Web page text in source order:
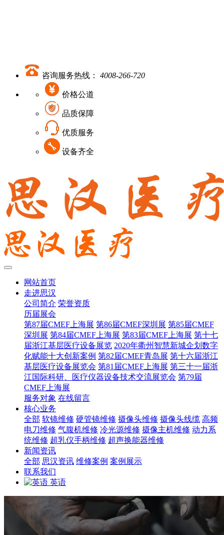
咨询服务热线： 4008-266-720
价格公道
品质保障
优质服务
设备齐全
网站首页
走进思汉
公司简介 荣誉资质
历届展会
第87届CMEF上海展 第86届CMEF深圳展 第85届CMEF
深圳展 第84届CMEF上海展 第83届CMEF上海展 第十七
届浙江基层医疗设备展览 2020年衢州智慧新城企划数字
化赋能十大创新案例 第82届CMEF青岛展 第十六届浙江
基层医疗设备展览会 第81届CMEF上海展 第三十一届浙
江国际科研、医疗仪器设备技术交流展览会 第79届
CMEF上海展
服务对象 在线留言
核心业务
全部 软镜维修 硬管镜维修 摄像头维修 摄像头线缆 高频
电刀维修 气腹机维修 冷光源维修 摄像主机维修 动力系
统维修 超乳仪手柄维修 超声换能器维修
新闻资讯
全部 思汉资讯 维修案例 案例展示
联系我们
英语